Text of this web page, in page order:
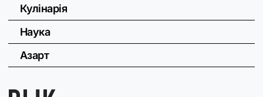
Кулінарія
Наука
Азарт